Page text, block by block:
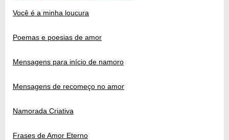
Você é a minha loucura
Poemas e poesias de amor
Mensagens para início de namoro
Mensagens de recomeço no amor
Namorada Criativa
Frases de Amor Eterno